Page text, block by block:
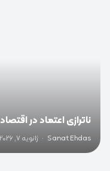
ناترازی اعتماد در اقتصاد
Sanat Ehdas
· ژانویه 7, 2026